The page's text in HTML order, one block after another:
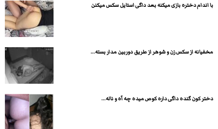
با اندام دختره بازی میکنه بعد داگی استایل سکس میکنن
مخفیانه از سکس زن و شوهر از طریق دوربین مدار بسته...
دختر کون گنده داگی داره کوص میده چه آه و ناله...